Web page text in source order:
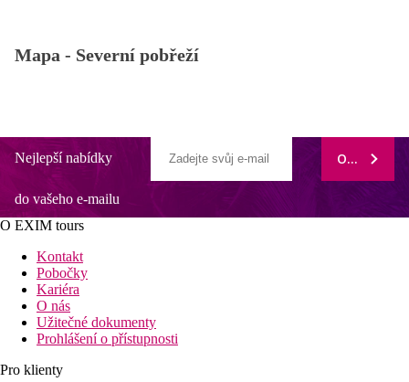
Mapa - Severní pobřeží
Nejlepší nabídky
do vašeho e-mailu
ODEBÍRAT
O EXIM tours
Kontakt
Pobočky
Kariéra
O nás
Užitečné dokumenty
Prohlášení o přístupnosti
Pro klienty